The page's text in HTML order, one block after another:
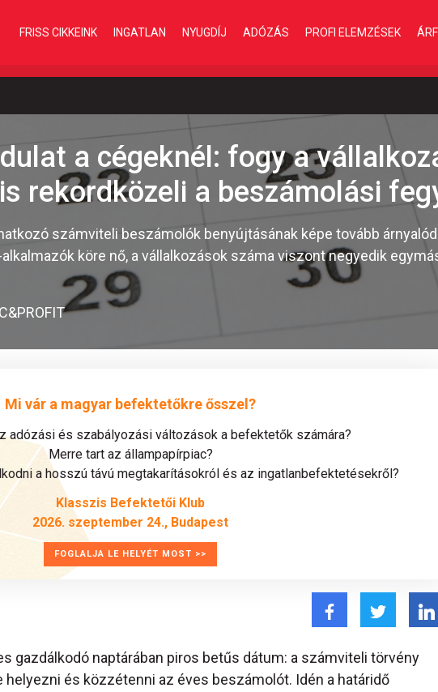
FRISS CIKKEINK INGATLAN NYUGDÍJ ADÓZÁS PROFI ELEMZÉSEK
a cégeknél: fogy a
rekordközeli a beszámolási
számviteli beszámolók benyújtásának képe tovább
köre nő, a vállalkozások száma viszont negyedik
Mi vár a magyar befektetőkre ősszel?
adózási és szabályozási változások a befektetők számára?
Merre tart az állampapírpiac?
a hosszú távú megtakarításokról és az ingatlanbefektetésekről?
Klasszis Befektetői Klub
2026. szeptember 24., Budapest
FOGLALJA LE HELYÉT MOST >>
gazdálkodó naptárában piros betűs dátum: a számviteli törvény
és közzétenni az éves beszámolót. Idén a határidő